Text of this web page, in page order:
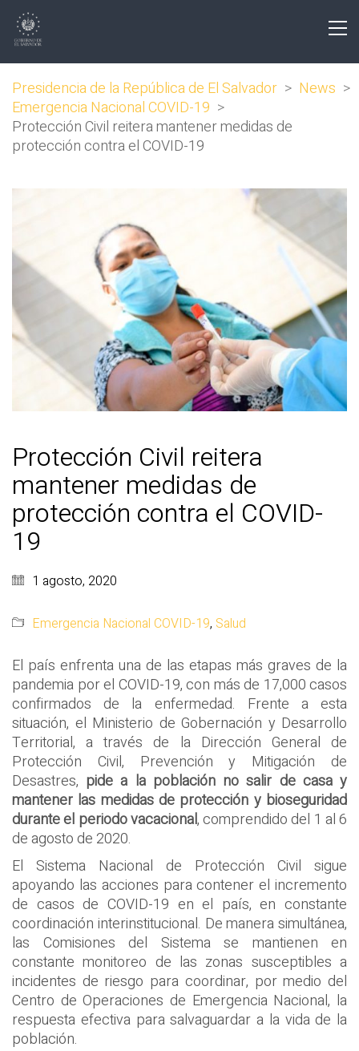
Presidencia de la República de El Salvador > News >
Emergencia Nacional COVID-19 >
Protección Civil reitera mantener medidas de
protección contra el COVID-19
Protección Civil reitera
mantener medidas de
protección contra el COVID-
19
1 agosto, 2020
Emergencia Nacional COVID-19, Salud
El país enfrenta una de las etapas más graves de la
pandemia por el COVID-19, con más de 17,000 casos
confirmados de la enfermedad. Frente a esta
situación, el Ministerio de Gobernación y Desarrollo
Territorial, a través de la Dirección General de
Protección Civil, Prevención y Mitigación de
Desastres, pide a la población no salir de casa y
mantener las medidas de protección y bioseguridad
durante el periodo vacacional, comprendido del 1 al 6
de agosto de 2020.
El Sistema Nacional de Protección Civil sigue
apoyando las acciones para contener el incremento
de casos de COVID-19 en el país, en constante
coordinación interinstitucional. De manera simultánea,
las Comisiones del Sistema se mantienen en
constante monitoreo de las zonas susceptibles a
incidentes de riesgo para coordinar, por medio del
Centro de Operaciones de Emergencia Nacional, la
respuesta efectiva para salvaguardar a la vida de la
población.